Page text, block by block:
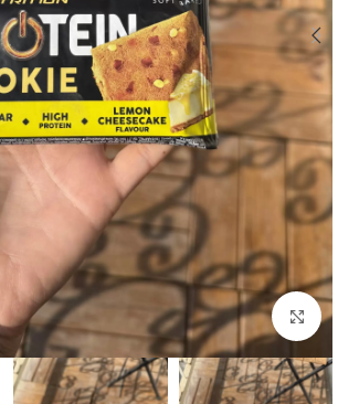
بزرگنمایی تصویر